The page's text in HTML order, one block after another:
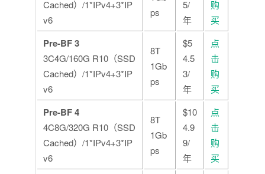
Cached）/1*IPv4+3*IP
v6
ps
5/
年
购
买
Pre-BF 3
3C4G/160G R10（SSD
Cached）/1*IPv4+3*IP
v6
8T
1Gb
ps
$5
4.5
3/
年
点
击
购
买
Pre-BF 4
4C8G/320G R10（SSD
Cached）/1*IPv4+3*IP
v6
8T
1Gb
ps
$10
4.9
9/
年
点
击
购
买